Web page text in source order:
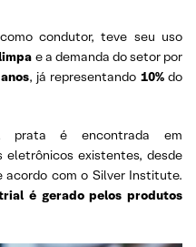
condutor, teve seu uso
e a demanda do setor por
, já representando 10%do
prata é encontrada em
existentes, desde
acordo com o Silver Institute.
é gerado pelos produtos